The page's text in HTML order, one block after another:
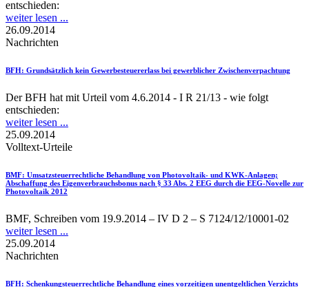
entschieden:
weiter lesen ...
26.09.2014
Nachrichten
BFH: Grundsätzlich kein Gewerbesteuererlass bei gewerblicher Zwischenverpachtung
Der BFH hat mit Urteil vom 4.6.2014 - I R 21/13 - wie folgt
entschieden:
weiter lesen ...
25.09.2014
Volltext-Urteile
BMF: Umsatzsteuerrechtliche Behandlung von Photovoltaik- und KWK-Anlagen;
Abschaffung des Eigenverbrauchsbonus nach § 33 Abs. 2 EEG durch die EEG-Novelle zur
Photovoltaik 2012
BMF, Schreiben vom 19.9.2014 – IV D 2 – S 7124/12/10001-02
weiter lesen ...
25.09.2014
Nachrichten
BFH: Schenkungsteuerrechtliche Behandlung eines vorzeitigen unentgeltlichen Verzichts